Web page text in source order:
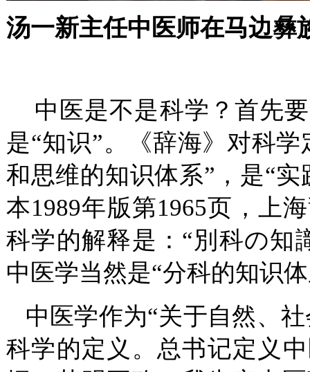
汤一新主任中医师在马边彝
中医是不是科学？首先
是“知识”。《辞海》对科
和思维的知识体系”，是“
本1989年版第1965页，上
科学的解释是：“別科の知
中医学当然是“分科的知识
中医学作为“关于自然、
科学的定义。总书记定义